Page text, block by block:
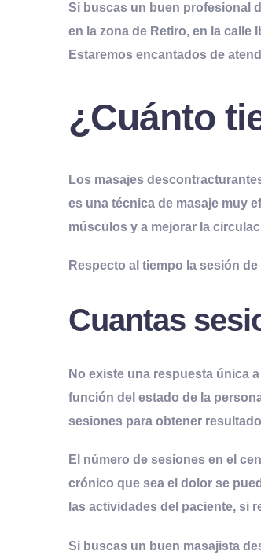
Si buscas un buen profesional
en la zona de Retiro, en la calle
Estaremos encantados de
¿Cuánto
Los masajes
es una técnica de masaje muy
músculos y a mejorar la
Respecto al tiempo la sesión de
Cuantas
No existe una respuesta única
función del estado de la
sesiones para obtener
El número de sesiones en el
crónico que sea el dolor se
las actividades del paciente, si
Si buscas un buen masajista